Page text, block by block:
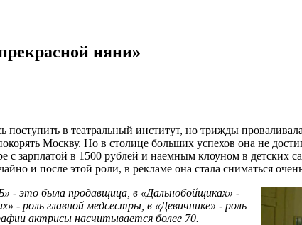
няни»
в театральный институт, но трижды
Москву. Но в столице больших успехов она не
с зарплатой в 1500 рублей и наемным клоуном в детских
и после этой роли, в рекламе она стала сниматься
- это была продавщица, в «Дальнобойщиках» -
- роль главной медсестры, в «Девичнике» - роль
актрисы насчитывается более 70.